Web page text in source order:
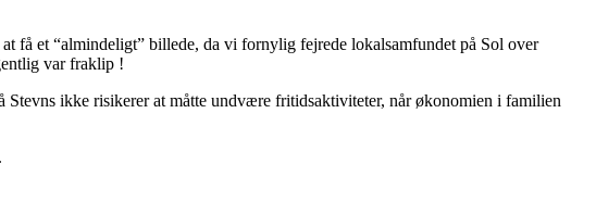
få et “almindeligt” billede, da vi fornylig fejrede lokalsamfundet på Sol over
var fraklip !
Stevns ikke risikerer at måtte undvære fritidsaktiviteter, når økonomien i familien